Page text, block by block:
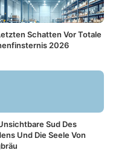
Schatten Vor Totale
2026
Sud Des
Und Die Seele Von